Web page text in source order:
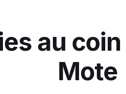
au
Mote